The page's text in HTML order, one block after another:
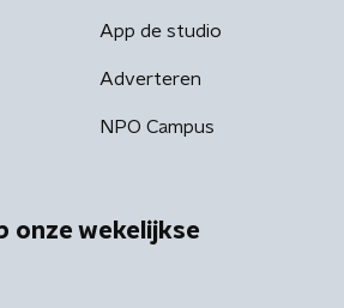
App de studio
Adverteren
NPO Campus
onze wekelijkse